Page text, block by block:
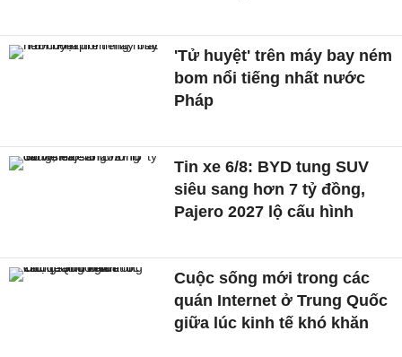
'Tử huyệt' trên máy bay ném
bom nổi tiếng nhất nước
Pháp
Tin xe 6/8: BYD tung SUV
siêu sang hơn 7 tỷ đồng,
Pajero 2027 lộ cấu hình
Cuộc sống mới trong các
quán Internet ở Trung Quốc
giữa lúc kinh tế khó khăn